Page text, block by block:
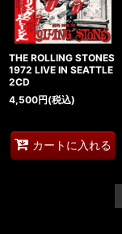
THE ROLLING STONES
1972 LIVE IN SEATTLE
2CD
4,500円(税込)
カートに入れる